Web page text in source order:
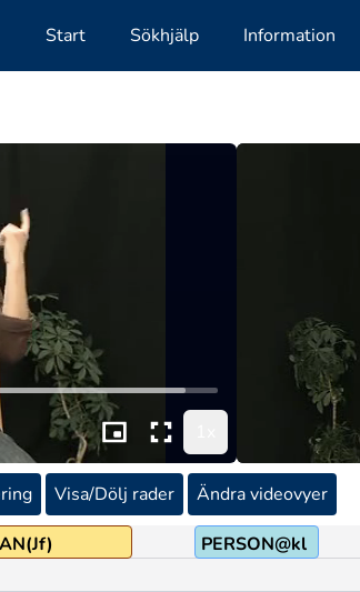
Start Sökhjälp Information
Visa/Dölj rader
Ändra videovyer
PERSON@kl